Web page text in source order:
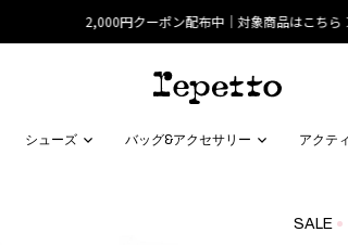
2,000円クーポン配布中｜対象商品はこちら
シューズ バッグ&アクセサリー アクテ
SALE